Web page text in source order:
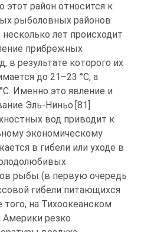
этот район относится к
рыболовных районов
лет происходит
прибрежных
в результате которого их
до 21–23 °C, а
Именно это явление и
Эль-Ниньо.[81]
вод приводит к
экономическому
в гибели или уходе в
рыбы (в первую очередь
гибели питающихся
на Тихоокеанском
резко